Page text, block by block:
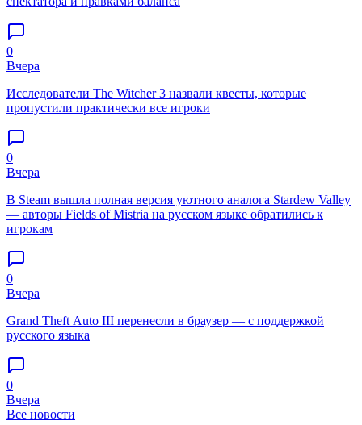
0
Вчера
Исследователи The Witcher 3 назвали квесты, которые
пропустили практически все игроки
0
Вчера
В Steam вышла полная версия уютного аналога Stardew Valley
— авторы Fields of Mistria на русском языке обратились к
игрокам
0
Вчера
Grand Theft Auto III перенесли в браузер — с поддержкой
русского языка
0
Вчера
Все новости